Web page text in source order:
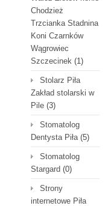
Chodzież
Trzcianka Stadnina
Koni Czarnków
Wągrowiec
Szczecinek (1)
Stolarz Piła
Zakład stolarski w
Pile (3)
Stomatolog
Dentysta Piła(5)
Stomatolog
Stargard (0)
Strony
internetowe Piła